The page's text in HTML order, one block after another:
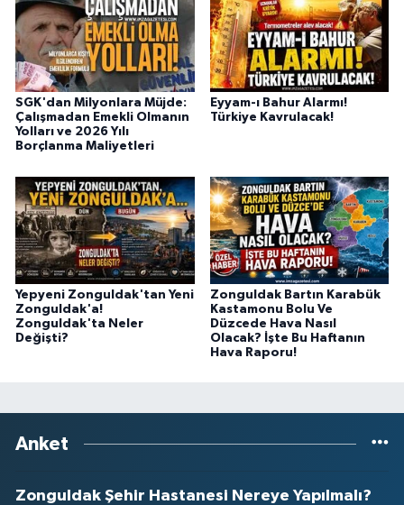
SGK'dan Milyonlara Müjde:
Çalışmadan Emekli Olmanın
Yolları ve 2026 Yılı
Borçlanma Maliyetleri
Eyyam-ı Bahur Alarmı!
Türkiye Kavrulacak!
Yepyeni Zonguldak'tan Yeni
Zonguldak'a!
Zonguldak'ta Neler
Değişti?
Zonguldak Bartın Karabük
Kastamonu Bolu Ve
Düzcede Hava Nasıl
Olacak? İşte Bu Haftanın
Hava Raporu!
Anket
Zonguldak Şehir Hastanesi Nereye Yapılmalı?